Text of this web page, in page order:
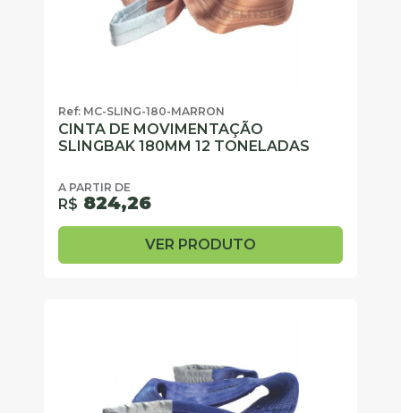
Ref: MC-SLING-180-MARRON
CINTA DE MOVIMENTAÇÃO
SLINGBAK 180MM 12 TONELADAS
A PARTIR DE
R$ 824,26
VER PRODUTO